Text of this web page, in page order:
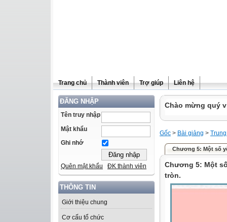
Trang chủ Thành viên Trợ giúp Liên hệ
ĐĂNG NHẬP
Tên truy nhập
Mật khẩu
Ghi nhớ
Quên mật khẩu ĐK thành viên
THÔNG TIN
Giới thiệu chung
Cơ cấu tổ chức
Chào mừng quý
Gốc > Bài giảng >
Chương 5: Một số
Chương 5: Một
tròn.